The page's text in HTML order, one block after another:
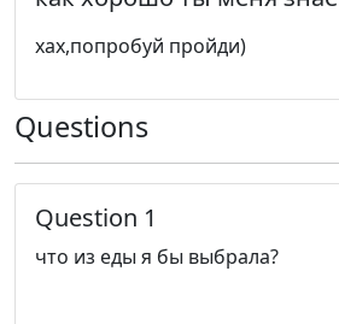
хах,попробуй пройди)
Questions
Question 1
что из еды я бы выбрала?